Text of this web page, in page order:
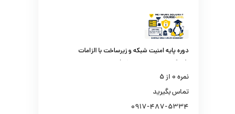
دوره پایه امنیت شبکه و زیرساخت با الزامات
افتا (کارشناس امنیت شبکه)
نمره0 از 5
تماس بگیرید
0917-487-5334